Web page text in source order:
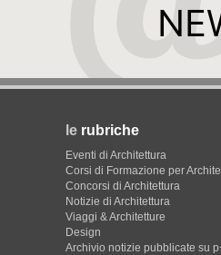
le rubriche
Eventi di Architettura
Corsi di Formazione per
Concorsi di Architettura
Notizie di Architettura
Viaggi & Architetture
Design
Archivio notizie pubblicate su